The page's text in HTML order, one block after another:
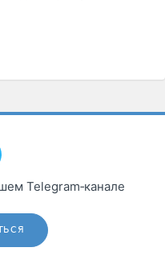
Telegram‑канале